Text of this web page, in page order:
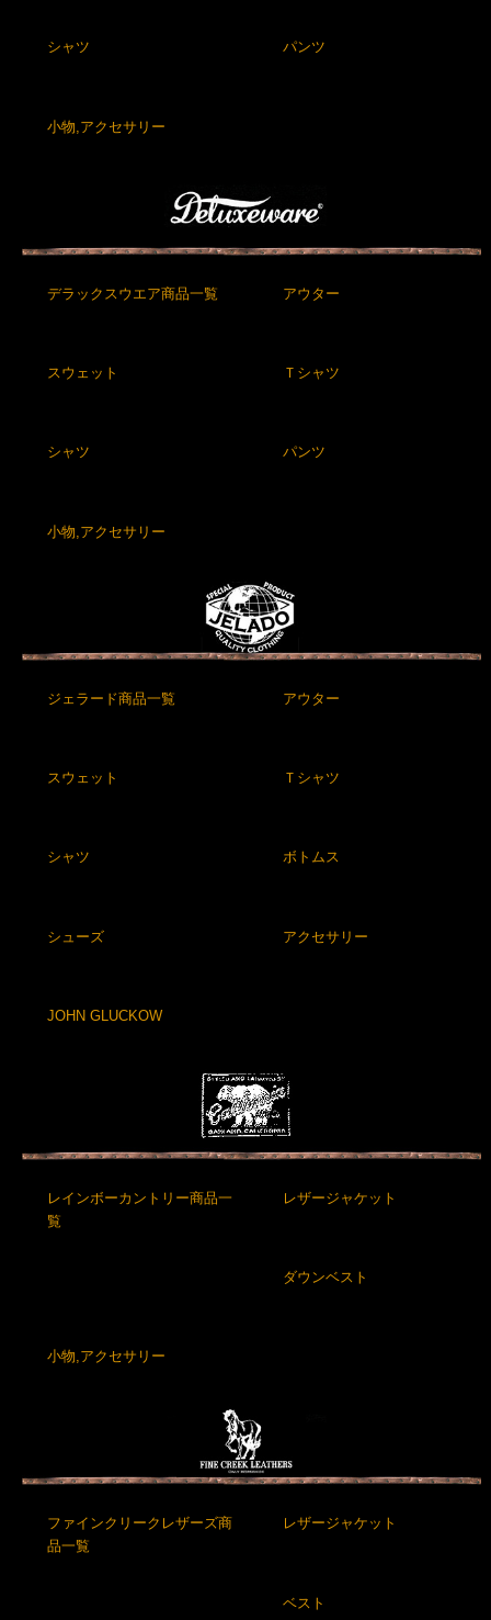
シャツ パンツ
小物,アクセサリー
デラックスウエア商品一覧 アウター
スウェット Ｔシャツ
シャツ パンツ
小物,アクセサリー
ジェラード商品一覧 アウター
スウェット Ｔシャツ
シャツ ボトムス
シューズ アクセサリー
JOHN GLUCKOW
レインボーカントリー商品一
覧
レザージャケット
ダウンベスト
小物,アクセサリー
ファインクリークレザーズ商
品一覧
レザージャケット
ベスト